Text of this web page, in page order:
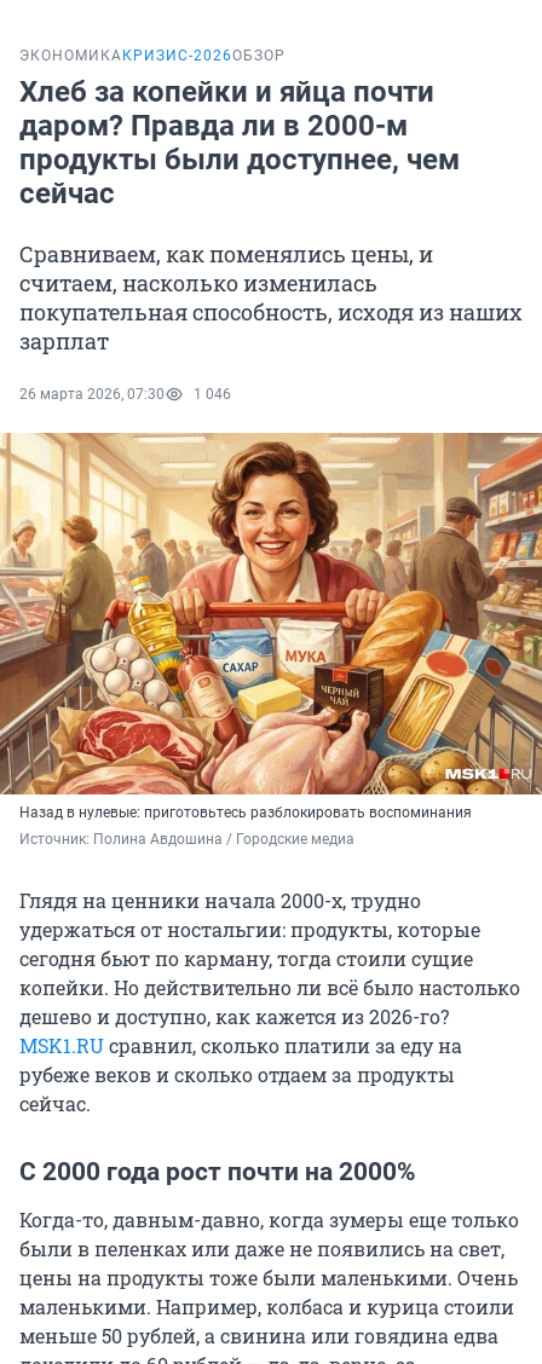
ЭКОНОМИКА КРИЗИС-2026ОБЗОР
Хлеб за копейки и яйца почти
даром? Правда ли в 2000-м
продукты были доступнее, чем
сейчас
Сравниваем, как поменялись цены, и
считаем, насколько изменилась
покупательная способность, исходя из наших
зарплат
26 марта 2026, 07:30 1 046
Назад в нулевые: приготовьтесь разблокировать воспоминания
Источник: Полина Авдошина / Городские медиа
Глядя на ценники начала 2000-х, трудно
удержаться от ностальгии: продукты, которые
сегодня бьют по карману, тогда стоили сущие
копейки. Но действительно ли всё было настолько
дешево и доступно, как кажется из 2026-го?
MSK1.RUсравнил, сколько платили за еду на
рубеже веков и сколько отдаем за продукты
сейчас.
С 2000 года рост почти на 2000%
Когда-то, давным-давно, когда зумеры еще только
были в пеленках или даже не появились на свет,
цены на продукты тоже были маленькими. Очень
маленькими. Например, колбаса и курица стоили
меньше 50 рублей, а свинина или говядина едва